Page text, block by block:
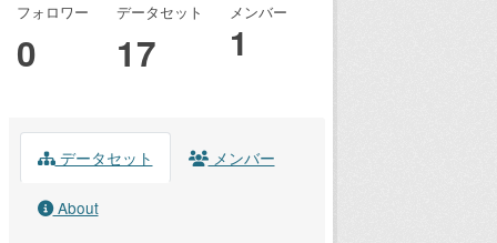
フォロワー
0
データセット
17
メンバー
1
データセット メンバー
About